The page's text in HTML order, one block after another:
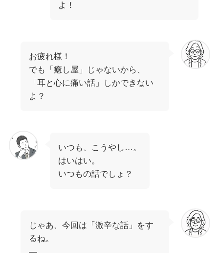
よ！
お疲れ様！
でも「癒し屋」じゃないから、
「耳と心に痛い話」しかできない
よ？
いつも、こうやし…。
はいはい。
いつもの話でしょ？
じゃあ、今回は「激辛な話」をす
るね。